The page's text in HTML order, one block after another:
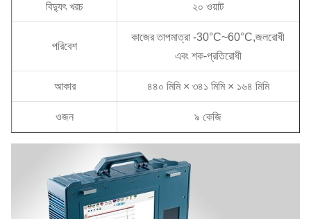
বিদ্যুৎ খরচ ২০ ওয়াট
পরিবেশ
কাজের তাপমাত্রা -30°C~60°C,জলরোধী
এবং শক-প্রতিরোধী
আকার ৪৪০ মিমি × ৩৪১ মিমি × ১৬৪ মিমি
ওজন ৯ কেজি